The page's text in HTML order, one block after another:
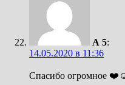
А 5:
14.05.2020 в 11:36
Спасибо огромное